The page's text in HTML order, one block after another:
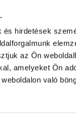
és hirdetések
az Ön
amelyeket Ön
való
Egyesület
Kapcsolat